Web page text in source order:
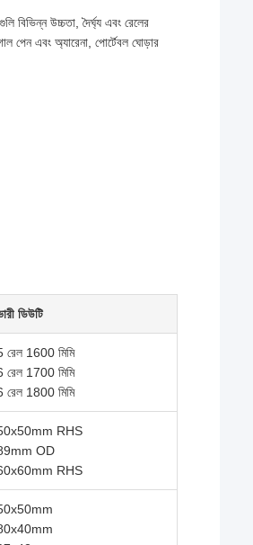
বিভিন্ন উচ্চতা, দৈর্ঘ্য এবং রেলের
পেন এবং অ্যারেনা, পোর্টেবল ঘোড়ার
ডিউটি
রেল 1600 মিমি
রেল 1700 মিমি
রেল 1800 মিমি
RHS
OD
RHS